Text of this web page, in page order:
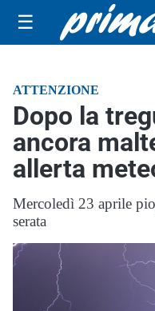
☰
ATTENZIONE
Dopo la
ancora
allerta
Mercoledì 23 aprile
serata